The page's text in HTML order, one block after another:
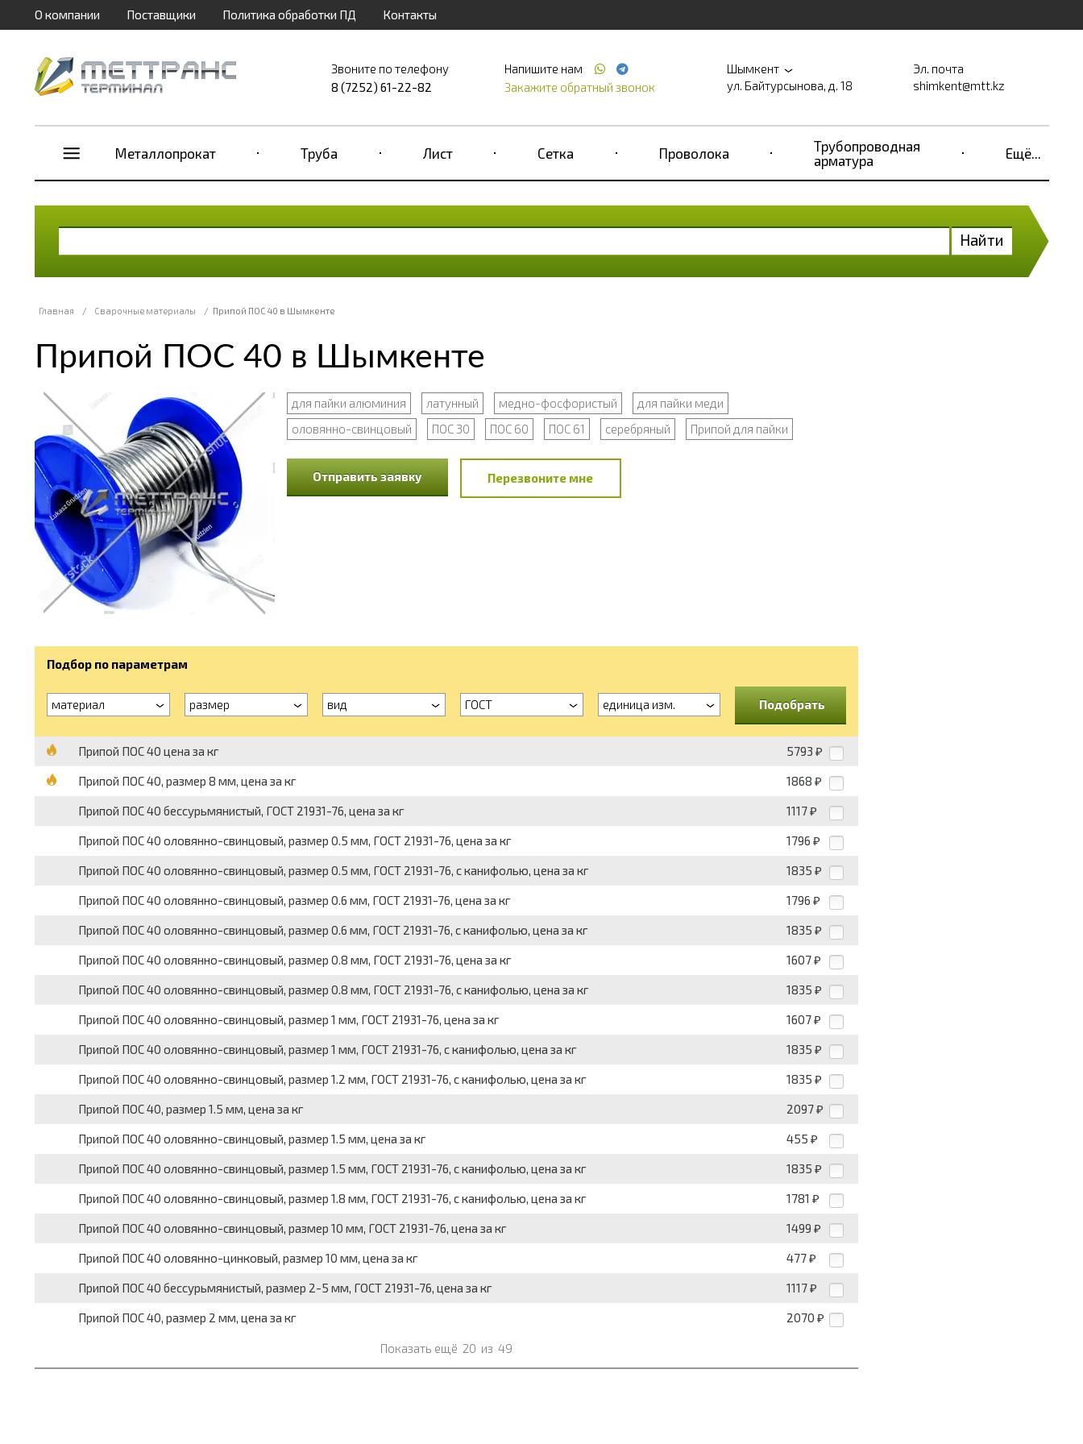
О компании Поставщики Политика обработки ПД Контакты
Звоните по телефону
8 (7252) 61-22-82
Напишите нам
Закажите обратный звонок
Шымкент
ул. Байтурсынова, д. 18
Эл. почта
shimkent@mtt.kz
Металлопрокат Труба Лист Сетка Проволока
Трубопроводная
арматура
Ещё...
Найти
Главная / Сварочные материалы / Припой ПОС 40 в Шымкенте
Припой ПОС 40 в Шымкенте
для пайки алюминия латунный медно-фосфористый
для пайки меди
оловянно-свинцовый
ПОС 30 ПОС 60 ПОС 61 серебряный Припой для пайки
Отправить заявку Перезвоните мне
Подбор по параметрам
материал размер вид ГОСТ единица изм. Подобрать
Припой ПОС 40 цена за кг 5793 ₽
Припой ПОС 40, размер 8 мм, цена за кг 1868 ₽
Припой ПОС 40 бессурьмянистый, ГОСТ 21931-76, цена за кг 1117 ₽
Припой ПОС 40 оловянно-свинцовый, размер 0.5 мм, ГОСТ 21931-76, цена за кг 1796 ₽
Припой ПОС 40 оловянно-свинцовый, размер 0.5 мм, ГОСТ 21931-76, с канифолью, цена за кг 1835 ₽
Припой ПОС 40 оловянно-свинцовый, размер 0.6 мм, ГОСТ 21931-76, цена за кг 1796 ₽
Припой ПОС 40 оловянно-свинцовый, размер 0.6 мм, ГОСТ 21931-76, с канифолью, цена за кг 1835 ₽
Припой ПОС 40 оловянно-свинцовый, размер 0.8 мм, ГОСТ 21931-76, цена за кг 1607 ₽
Припой ПОС 40 оловянно-свинцовый, размер 0.8 мм, ГОСТ 21931-76, с канифолью, цена за кг 1835 ₽
Припой ПОС 40 оловянно-свинцовый, размер 1 мм, ГОСТ 21931-76, цена за кг 1607 ₽
Припой ПОС 40 оловянно-свинцовый, размер 1 мм, ГОСТ 21931-76, с канифолью, цена за кг 1835 ₽
Припой ПОС 40 оловянно-свинцовый, размер 1.2 мм, ГОСТ 21931-76, с канифолью, цена за кг 1835 ₽
Припой ПОС 40, размер 1.5 мм, цена за кг 2097 ₽
Припой ПОС 40 оловянно-свинцовый, размер 1.5 мм, цена за кг 455 ₽
Припой ПОС 40 оловянно-свинцовый, размер 1.5 мм, ГОСТ 21931-76, с канифолью, цена за кг 1835 ₽
Припой ПОС 40 оловянно-свинцовый, размер 1.8 мм, ГОСТ 21931-76, с канифолью, цена за кг 1781 ₽
Припой ПОС 40 оловянно-свинцовый, размер 10 мм, ГОСТ 21931-76, цена за кг 1499 ₽
Припой ПОС 40 оловянно-цинковый, размер 10 мм, цена за кг 477 ₽
Припой ПОС 40 бессурьмянистый, размер 2-5 мм, ГОСТ 21931-76, цена за кг 1117 ₽
Припой ПОС 40, размер 2 мм, цена за кг 2070 ₽
Показать ещё 20 из 49